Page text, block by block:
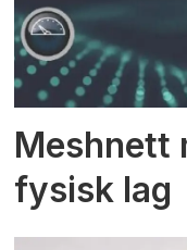
Meshnett
fysisk lag